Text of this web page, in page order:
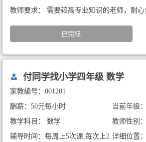
小时
教师要求： 需要较高专业知识的老师，耐心
已完成
付同学找小学四年级 数学
家教编号：001201
酬薪：50元每小时
当前年级
教学科目： 数学
教师性别
辅导时间：每周上5次课,每次上2 详细位置